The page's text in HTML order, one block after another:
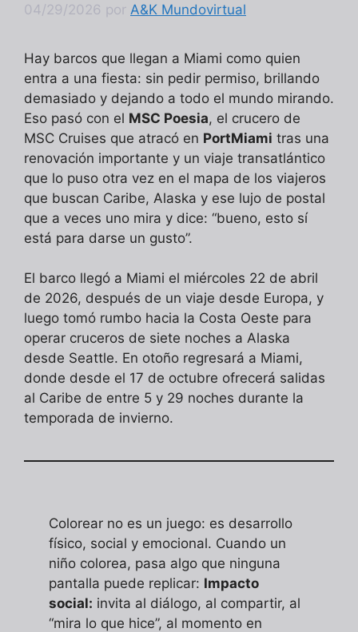
04/29/2026 por A&K Mundovirtual
Hay barcos que llegan a Miami como quien
entra a una fiesta: sin pedir permiso, brillando
demasiado y dejando a todo el mundo mirando.
Eso pasó con el MSC Poesia, el crucero de
MSC Cruises que atracó en PortMiami tras una
renovación importante y un viaje transatlántico
que lo puso otra vez en el mapa de los viajeros
que buscan Caribe, Alaska y ese lujo de postal
que a veces uno mira y dice: “bueno, esto sí
está para darse un gusto”.
El barco llegó a Miami el miércoles 22 de abril
de 2026, después de un viaje desde Europa, y
luego tomó rumbo hacia la Costa Oeste para
operar cruceros de siete noches a Alaska
desde Seattle. En otoño regresará a Miami,
donde desde el 17 de octubre ofrecerá salidas
al Caribe de entre 5 y 29 noches durante la
temporada de invierno.
Colorear no es un juego: es desarrollo
físico, social y emocional. Cuando un
niño colorea, pasa algo que ninguna
pantalla puede replicar: Impacto
social: invita al diálogo, al compartir, al
“mira lo que hice”, al momento en